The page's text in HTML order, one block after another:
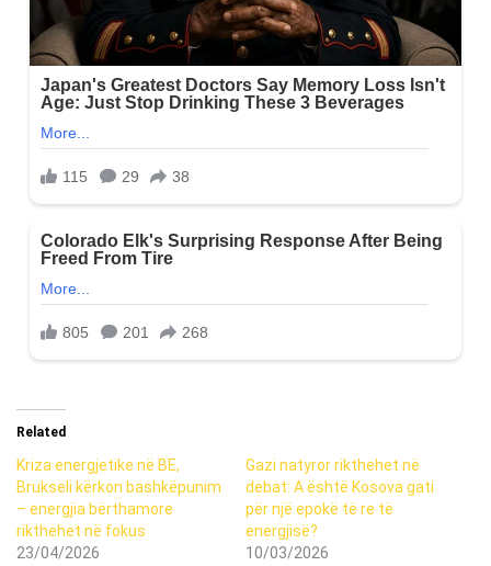
Related
Kriza energjetike në BE,
Brukseli kërkon bashkëpunim
– energjia bërthamore
rikthehet në fokus
23/04/2026
Gazi natyror rikthehet në
debat: A është Kosova gati
për një epokë të re të
energjisë?
10/03/2026